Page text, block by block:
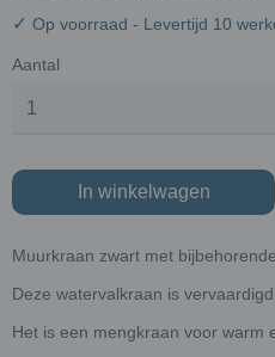
✓ Op voorraad - Levertijd 10
Aantal
In winkelwagen
Muurkraan zwart met
Deze watervalkraan is
Het is een mengkraan voor warm